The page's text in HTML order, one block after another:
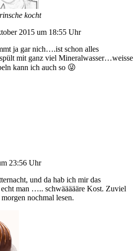
kocht
2015 um 18:55 Uhr
ja gar nich….ist schon alles
mit ganz viel Mineralwasser…weisse
kann ich auch so 😜
23:56 Uhr
und da hab ich mir das
man ….. schwäääääre Kost. Zuviel
nochmal lesen.